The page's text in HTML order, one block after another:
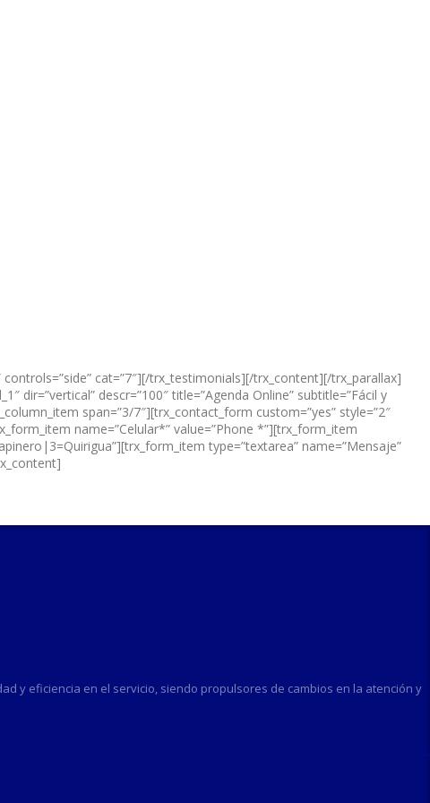
cat=”7″][/trx_testimonials][/trx_content][/trx_parallax]
dir=”vertical” descr=”100″ title=”Agenda Online” subtitle=”Fácil y
span=”3/7″][trx_contact_form custom=”yes” style=”2″
name=”Celular*” value=”Phone *”][trx_form_item
type=”textarea” name=”Mensaje”
y eficiencia en el servicio, siendo propulsores de cambios en la atención y